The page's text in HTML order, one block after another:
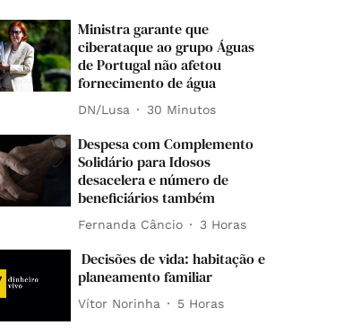
Ministra garante que
ciberataque ao grupo Águas
de Portugal não afetou
fornecimento de água
DN/Lusa 30 Minutos
Despesa com Complemento
Solidário para Idosos
desacelera e número de
beneficiários também
Fernanda Câncio 3 Horas
Decisões de vida: habitação e
planeamento familiar
Vítor Norinha 5 Horas